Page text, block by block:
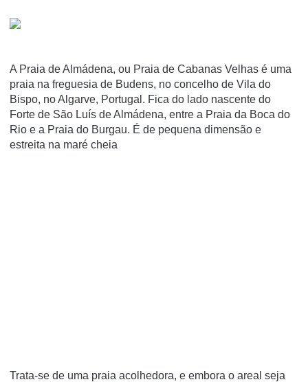
A Praia de Almádena, ou Praia de Cabanas Velhas é uma
praia na freguesia de Budens, no concelho de Vila do
Bispo, no Algarve, Portugal. Fica do lado nascente do
Forte de São Luís de Almádena, entre a Praia da Boca do
Rio e a Praia do Burgau. É de pequena dimensão e
estreita na maré cheia
Trata-se de uma praia acolhedora, e embora o areal seja